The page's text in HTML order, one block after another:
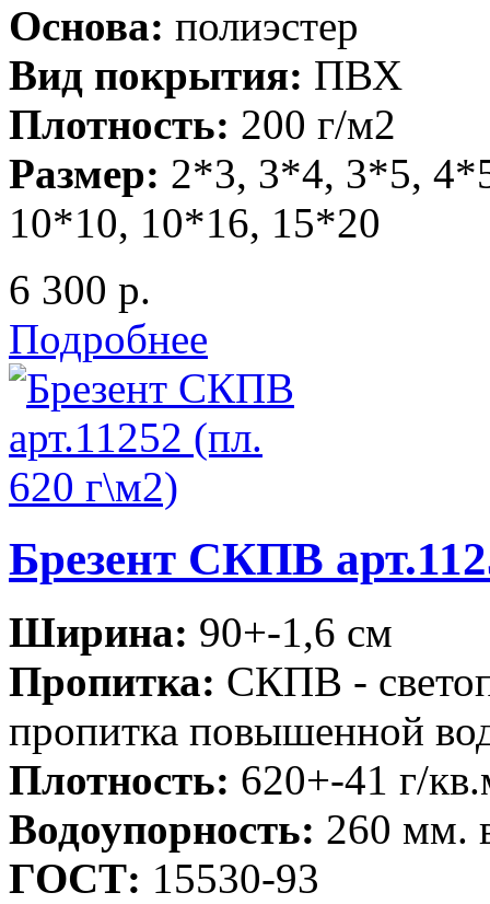
Основа: полиэстер
Вид покрытия: ПВХ
Плотность: 200 г/м2
Размер: 2*3, 3*4, 3*5,
10*10, 10*16, 15*20
6 300 р.
Подробнее
Брезент СКПВ
Ширина: 90+-1,6 см
Пропитка: СКПВ -
пропитка повышенной
Плотность: 620+-41 г/
Водоупорность: 260 мм.
ГОСТ: 15530-93